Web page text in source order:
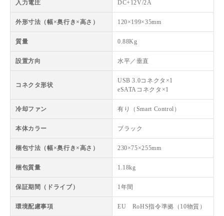
入力電圧 DC+12V/2A
外形寸法（幅×奥行き×高さ） 120×199×35mm
質量 0.88Kg
設置方向 水平／垂直
コネクタ形状
USB 3.0コネクタ×1
eSATAコネクタ×1
冷却ファン 有り（Smart Control）
本体カラー ブラック
梱包寸法（幅×奥行き×高さ） 230×75×255mm
梱包質量 1.18kg
保証期間（ドライブ） 1年間
環境配慮事項 EU RoHS指令準拠（10物質）